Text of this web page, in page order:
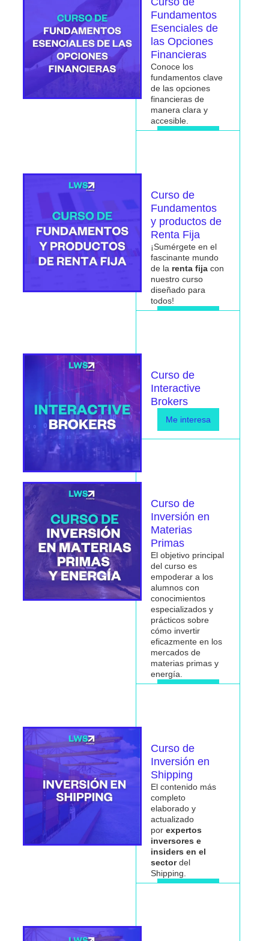
Fundamentos
Esenciales de
las Opciones
Financieras
Conoce los
fundamentos clave
de las opciones
financieras de
manera clara y
accesible.
Curso de
Fundamentos
y productos de
Renta Fija
¡Sumérgete en el
fascinante mundo
de la renta fija con
nuestro curso
diseñado para
todos!
Curso de
Interactive
Brokers
Me interesa
Curso de
Inversión en
Materias
Primas
El objetivo principal
del curso es
empoderar a los
alumnos con
conocimientos
especializados y
prácticos sobre
cómo invertir
eficazmente en los
mercados de
materias primas y
energía.
Curso de
Inversión en
Shipping
El contenido más
completo
elaborado y
actualizado
porexpertos
inversores e
insiders en el
sectordel
Shipping.